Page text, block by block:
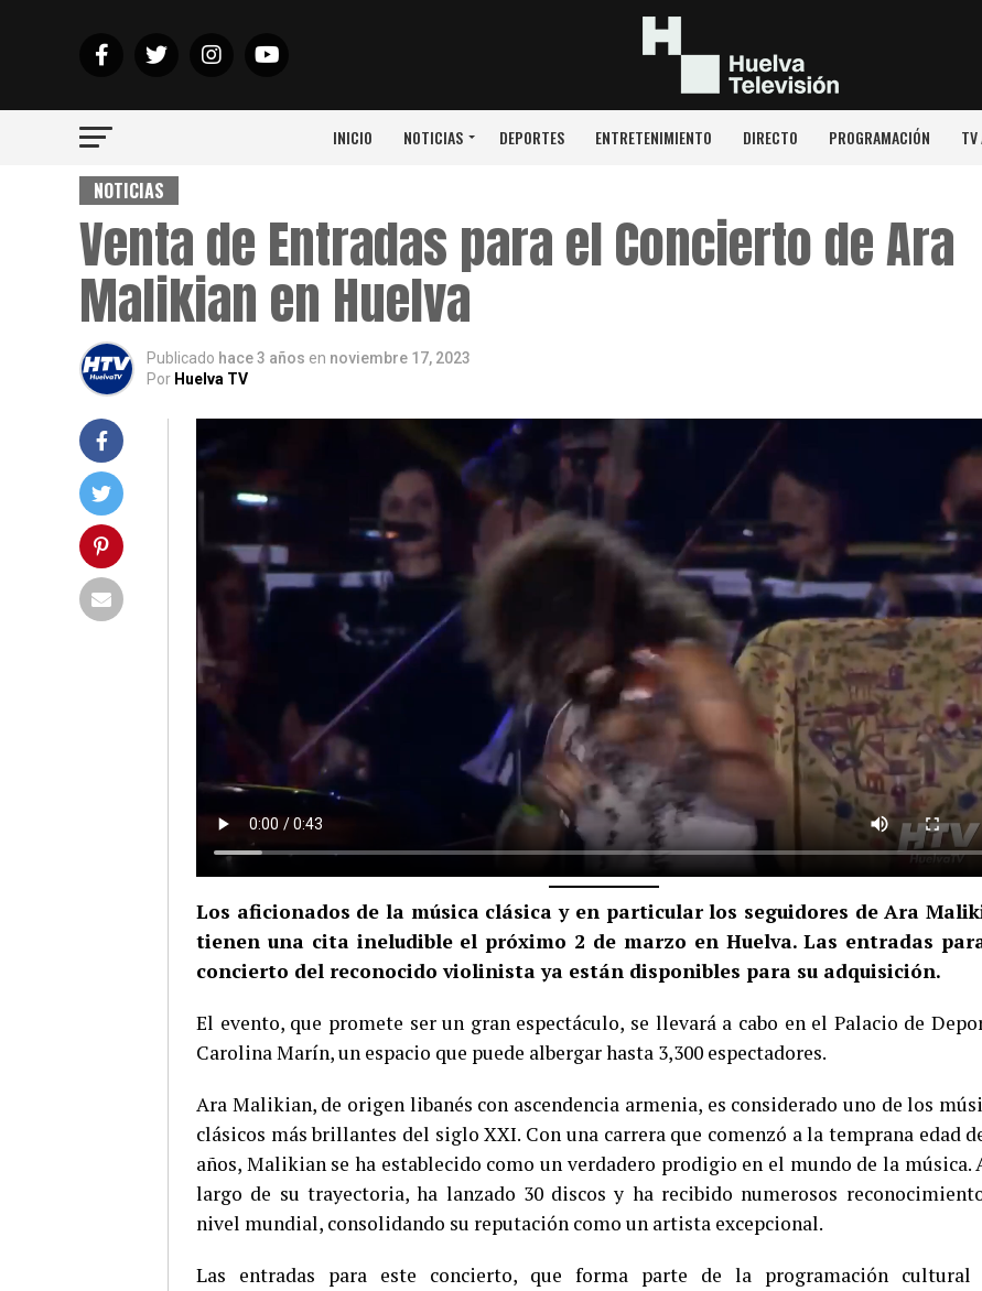
INICIO NOTICIAS DEPORTES ENTRETENIMIENTO DIRECTO PROGRAMACIÓN TV
NOTICIAS
Venta de Entradas para el Concierto de Ara
Malikian en Huelva
Publicado hace 3 años en noviembre 17, 2023
Por Huelva TV
Los aficionados de la música clásica y en particular los seguidores de Ara
tienen una cita ineludible el próximo 2 de marzo en Huelva. Las entradas
concierto del reconocido violinista ya están disponibles para su adquisición.
El evento, que promete ser un gran espectáculo, se llevará a cabo en el Palacio de
Carolina Marín, un espacio que puede albergar hasta 3,300 espectadores.
Ara Malikian, de origen libanés con ascendencia armenia, es considerado uno de los
clásicos más brillantes del siglo XXI. Con una carrera que comenzó a la temprana edad
años, Malikian se ha establecido como un verdadero prodigio en el mundo de la música.
largo de su trayectoria, ha lanzado 30 discos y ha recibido numerosos
nivel mundial, consolidando su reputación como un artista excepcional.
Las entradas para este concierto, que forma parte de la programación cultural